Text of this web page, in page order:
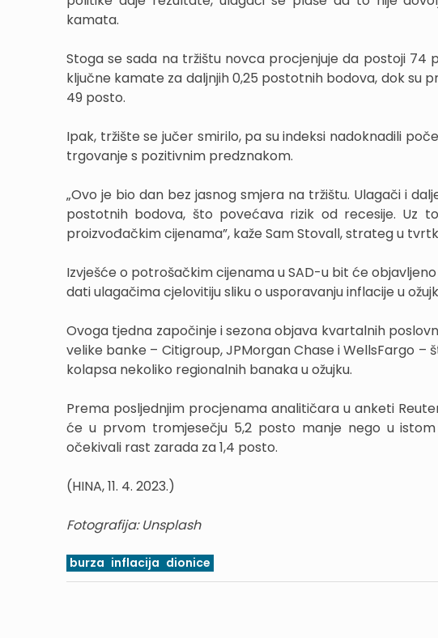
kamata.
Stoga se sada na tržištu novca procjenjuje da postoji 74
ključne kamate za daljnjih 0,25 postotnih bodova, dok su
49 posto.
Ipak, tržište se jučer smirilo, pa su indeksi nadoknadili
trgovanje s pozitivnim predznakom.
„Ovo je bio dan bez jasnog smjera na tržištu. Ulagači i
postotnih bodova, što povećava rizik od recesije. Uz
proizvođačkim cijenama”, kaže Sam Stovall, strateg u
Izvješće o potrošačkim cijenama u SAD-u bit će
dati ulagačima cjelovitiju sliku o usporavanju inflacije u
Ovoga tjedna započinje i sezona objava kvartalnih
velike banke – Citigroup, JPMorgan Chase i WellsFargo –
kolapsa nekoliko regionalnih banaka u ožujku.
Prema posljednjim procjenama analitičara u anketi
će u prvom tromjesečju 5,2 posto manje nego u
očekivali rast zarada za 1,4 posto.
(HINA, 11. 4. 2023.)
Fotografija: Unsplash
burza inflacija dionice